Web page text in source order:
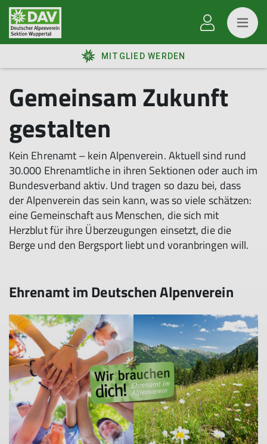
MITGLIED WERDEN
Gemeinsam Zukunft
gestalten
Kein Ehrenamt – kein Alpenverein. Aktuell sind rund
30.000 Ehrenamtliche in ihren Sektionen oder auch im
Bundesverband aktiv. Und tragen so dazu bei, dass
der Alpenverein das sein kann, was so viele schätzen:
eine Gemeinschaft aus Menschen, die sich mit
Herzblut für ihre Überzeugungen einsetzt, die die
Berge und den Bergsport liebt und voranbringen will.
Ehrenamt im Deutschen Alpenverein